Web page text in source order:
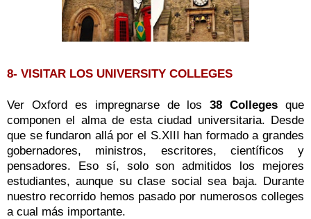
8- VISITAR LOS UNIVERSITY COLLEGES
Ver Oxford es impregnarse de los38 Colleges que
componen el alma de esta ciudad universitaria. Desde
que se fundaron allá por el S.XIII han formado a grandes
gobernadores, ministros, escritores, científicos y
pensadores. Eso sí, solo son admitidos los mejores
estudiantes, aunque su clase social sea baja. Durante
nuestro recorrido hemos pasado por numerosos colleges
a cual más importante.